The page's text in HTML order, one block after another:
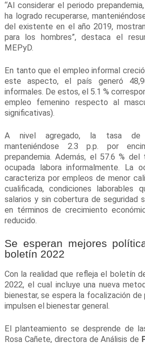
“Al considerar el periodo
ha logrado recuperarse,
del existente en el año 2019,
para los hombres”, destaca el
MEPyD.
En tanto que el empleo informal
este aspecto, el país generó
informales. De estos, el 5.1 %
empleo femenino respecto al
significativas).
A nivel agregado, la tasa de
manteniéndose 2.3 p.p. por
prepandemia. Además, el 57.6 %
ocupada labora informalmente. La
caracteriza por empleos de menor
cualificada, condiciones laborables
salarios y sin cobertura de seguridad
en términos de crecimiento
reducido.
Se esperan mejores
boletín 2022
Con la realidad que refleja el boletín
2022, el cual incluye una nueva
bienestar, se espera la focalización
impulsen el bienestar general.
El planteamiento se desprende de
Rosa Cañete, directora de Análisis de